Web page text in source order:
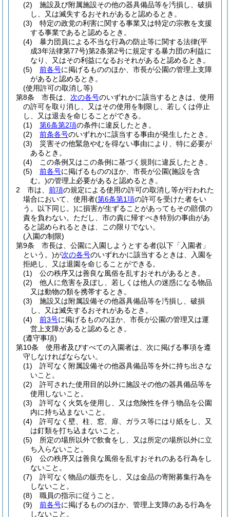
(2)
施設及び附属施設その他の器具備品等を汚損し、破損
し、又は滅失するおそれがあると認めるとき。
(3)
特定の政党の利害に関する事業又は特定の宗教を支援
する事業であると認めるとき。
(4)
暴力団員による不当な行為の防止等に関する法律(平
成3年法律第77号)第2条第2号に規定する暴力団の利益に
なり、又はその利益になるおそれがあると認めるとき。
(5)
前各号に掲げるもののほか、市長が公園の管理上支障
があると認めるとき。
(使用許可の取消し等)
第8条
市長は、 次の各号のいずれかに該当するときは、使用
の許可を取り消し、又はその使用を制限し、若しくは停止
し、又は退去を命じることができる。
(1)
第6条第2項の条件に違反したとき。
(2)
前条各号のいずれかに該当する事由が発生したとき。
(3)
災害その他緊急やむを得ない事由により、特に必要が
あるとき。
(4)
この条例又はこの条例に基づく規則に違反したとき。
(5)
前各号に掲げるもののほか、市長が公園(施設を含
む。)の管理上必要があると認めるとき。
2
市は、 前項の規定による使用の許可の取消し等が行われた
場合において、使用者(第6条第1項の許可を受けた者をい
う。以下同じ。)に損害が生ずることがあってもその賠償の
責を負わない。 ただし、市の責に帰すべき特別の事由があ
ると認められるときは、この限りでない。
(入園の制限)
第9条
市長は、公園に入園しようとする者(以下「入園者」
という。)が次の各号のいずれかに該当するときは、入園を
拒絶し、又は退園を命じることができる。
(1)
公の秩序又は善良な風俗を乱すおそれがあるとき。
(2)
他人に危害を及ぼし、若しくは他人の迷惑になる物品
又は動物の類を携帯するとき。
(3)
施設又は附属設備その他器具備品等を汚損し、破損
し、又は滅失するおそれがあるとき。
(4)
前3号に掲げるもののほか、市長が公園の管理又は運
営上支障があると認めるとき。
(遵守事項)
第10条
使用者及びすべての入園者は、次に掲げる事項を遵
守しなければならない。
(1)
許可なく附属設備その他器具備品等を外に持ち出さな
いこと。
(2)
許可された使用目的以外に施設その他の器具備品等を
使用しないこと。
(3)
許可なく火気を使用し、又は危険性を伴う物品を公園
内に持ち込まないこと。
(4)
許可なく壁、柱、窓、扉、ガラス等にはり紙をし、又
は釘類を打ち込まないこと。
(5)
所定の場所以外で飲食をし、又は所定の場所以外に立
ち入らないこと。
(6)
公の秩序又は善良な風俗を乱すおそれのある行為をし
ないこと。
(7)
許可なく物品の販売をし、又は金品の寄附募集行為を
しないこと。
(8)
職員の指示に従うこと。
(9)
前各号に掲げるもののほか、管理上支障のある行為を
しないこと。